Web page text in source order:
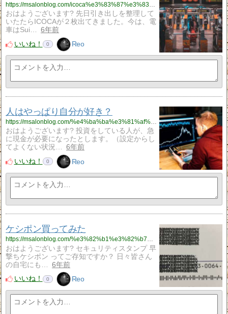
おはようございます? 先日引き出しを整理して
いたたらICOCAが２枚出てきました。今は、電
車はSui…
6年前
いいね！
0 Reo
人はやっぱり自分が好き？
https://msalonblog.com/%e4%ba%ba%e3%81%af%e3%82%84%e3%81%a3%e3%81%b1%e3%82%8a%e8%87%aa%e5%88%86%e3%81%8c%e5%a5%bd%e3%81%8d%ef%bc%9f/788/
おはようございます? 投資をしている人が、急
に現金が必要になったとします。（設定からし
てよくない状況…
6年前
いいね！
0 Reo
ケシポン買ってみた
https://msalonblog.com/%e3%82%b1%e3%82%b7%e3%83%9d%e3%83%b3%e8%b2%b7%e3%81%a3%e3%81%a6%e3%81%bf%e3%81%9f/782/
おはようございます? セキュリティスタンプ 早
撃ちケシポン ってご存知ですか？ 日々皆さん
の自宅にも…
6年前
いいね！
0 Reo